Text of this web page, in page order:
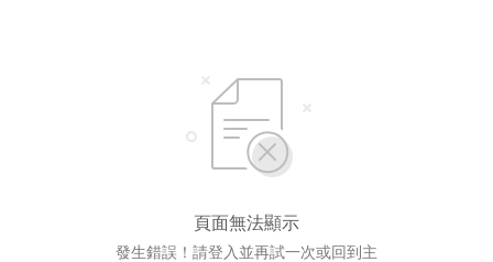
頁面無法顯示
發生錯誤！請登入並再試一次或回到主